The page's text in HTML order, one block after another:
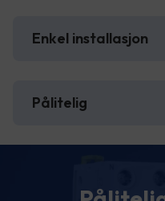
Enkel installasjon
Pålitelig